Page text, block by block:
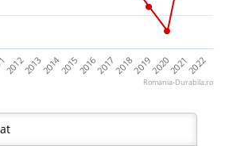
20122013201420152016201720182019202020212022
Romania-Durabila.ro